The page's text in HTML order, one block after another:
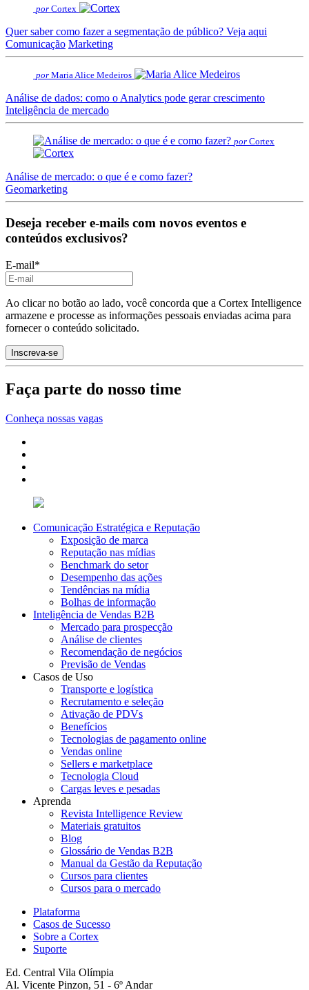
por Cortex
Quer saber como fazer a segmentação de público? Veja aqui
Comunicação Marketing
por Maria Alice Medeiros
Análise de dados: como o Analytics pode gerar crescimento
Inteligência de mercado
por Cortex
Análise de mercado: o que é e como fazer?
Geomarketing
Deseja receber e-mails com novos eventos e
conteúdos exclusivos?
E-mail*
Ao clicar no botão ao lado, você concorda que a Cortex Intelligence
armazene e processe as informações pessoais enviadas acima para
fornecer o conteúdo solicitado.
Faça parte do nosso time
Conheça nossas vagas
Comunicação Estratégica e Reputação
Exposição de marca
Reputação nas mídias
Benchmark do setor
Desempenho das ações
Tendências na mídia
Bolhas de informação
Inteligência de Vendas B2B
Mercado para prospecção
Análise de clientes
Recomendação de negócios
Previsão de Vendas
Casos de Uso
Transporte e logística
Recrutamento e seleção
Ativação de PDVs
Benefícios
Tecnologias de pagamento online
Vendas online
Sellers e marketplace
Tecnologia Cloud
Cargas leves e pesadas
Aprenda
Revista Intelligence Review
Materiais gratuitos
Blog
Glossário de Vendas B2B
Manual da Gestão da Reputação
Cursos para clientes
Cursos para o mercado
Plataforma
Casos de Sucesso
Sobre a Cortex
Suporte
Ed. Central Vila Olímpia
Al. Vicente Pinzon, 51 - 6º Andar